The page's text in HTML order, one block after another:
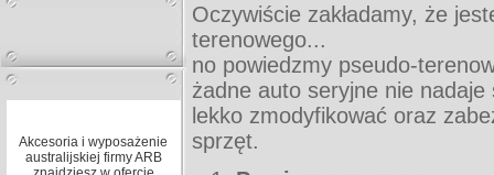
Akcesoria i wyposażenie
australijskiej firmy ARB
Oczywiście zakładamy, że
terenowego...
no powiedzmy pseudo-
żadne auto seryjne nie
lekko zmodyfikować oraz
sprzęt.